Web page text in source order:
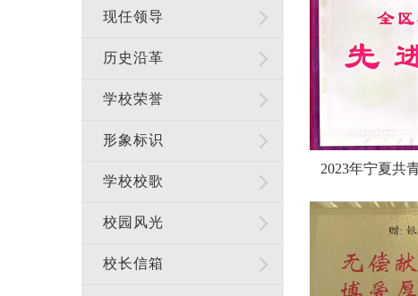
现任领导
历史沿革
学校荣誉
形象标识
学校校歌
校园风光
校长信箱
2023年宁夏共